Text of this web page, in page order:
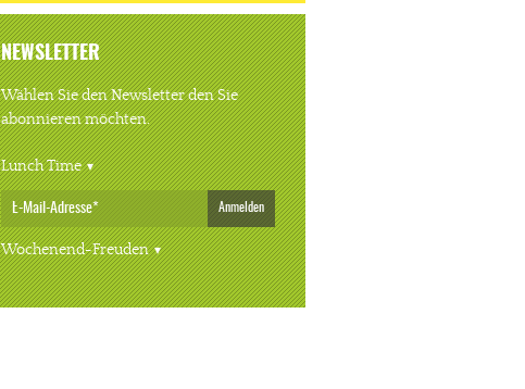
NEWSLETTER
Wählen Sie den Newsletter den Sie
abonnieren möchten.
Lunch Time
Anmelden
Wochenend-Freuden